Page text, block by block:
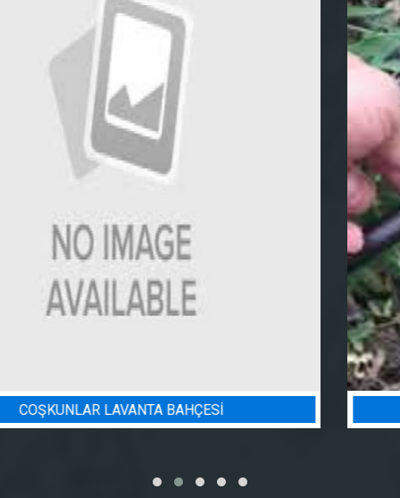
BADEM BAHÇESI SULAMA PROJESI